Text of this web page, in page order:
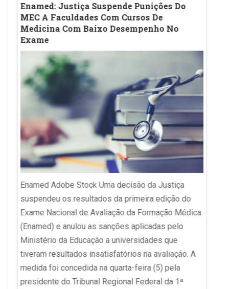
Enamed: Justiça Suspende Punições Do
MEC A Faculdades Com Cursos De
Medicina Com Baixo Desempenho No
Exame
Enamed Adobe Stock Uma decisão da Justiça
suspendeu os resultados da primeira edição do
Exame Nacional de Avaliação da Formação Médica
(Enamed) e anulou as sanções aplicadas pelo
Ministério da Educação a universidades que
tiveram resultados insatisfatórios na avaliação. A
medida foi concedida na quarta-feira (5) pela
presidente do Tribunal Regional Federal da 1ª